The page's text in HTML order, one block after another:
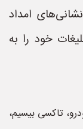
امداد
خود را به
تاکسی بیسیم،